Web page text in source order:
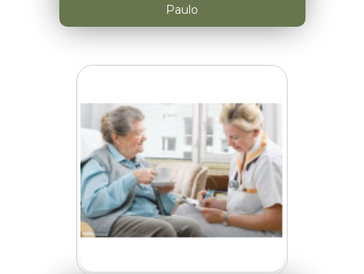
Paulo